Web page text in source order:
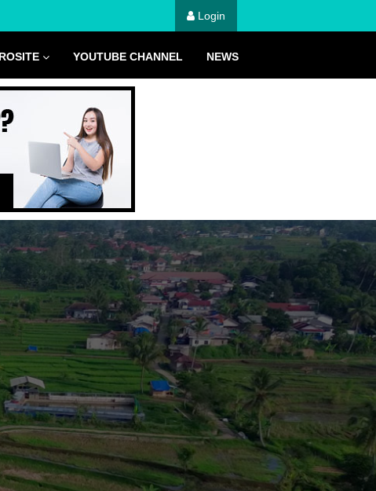
Login
YOUTUBE CHANNEL NEWS